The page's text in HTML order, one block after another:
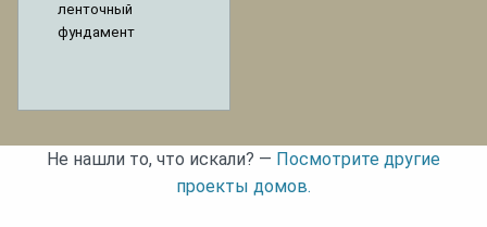
ленточный
фундамент
Не нашли то, что искали? — Посмотрите другие
проекты домов.